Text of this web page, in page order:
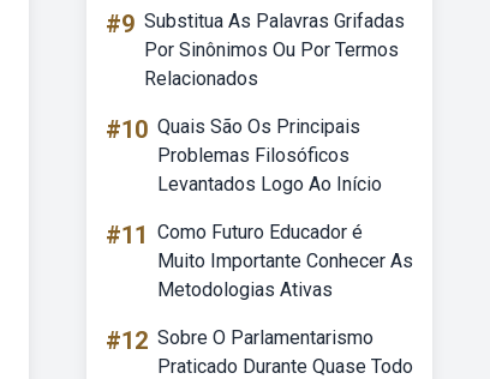
#9 Substitua As Palavras Grifadas
Por Sinônimos Ou Por Termos
Relacionados
#10 Quais São Os Principais
Problemas Filosóficos
Levantados Logo Ao Início
#11 Como Futuro Educador é
Muito Importante Conhecer As
Metodologias Ativas
#12 Sobre O Parlamentarismo
Praticado Durante Quase Todo